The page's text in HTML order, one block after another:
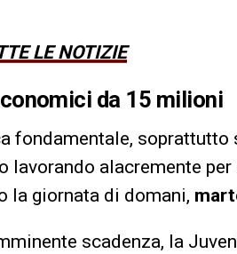
LE NOTIZIE
da 15 milioni
fondamentale,
alacremente per
la giornata di domani,
scadenza, la